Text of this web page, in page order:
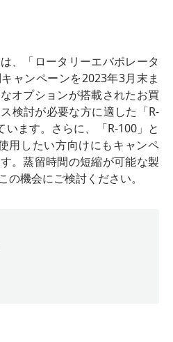
、「ロータリーエバポレータ
ャンペーンを2023年3月末ま
オプションが搭載されたお買
検討が必要な方に適した「R-
ます。さらに、「R-100」と
用したい方向けにもキャンペ
。蒸留時間の短縮が可能な製
機会にご検討ください。